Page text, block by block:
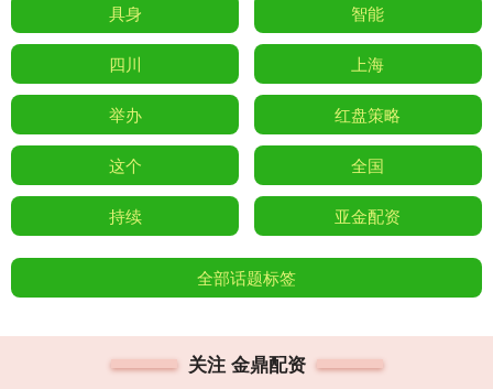
具身 智能
四川 上海
举办 红盘策略
这个 全国
持续 亚金配资
全部话题标签
关注 金鼎配资